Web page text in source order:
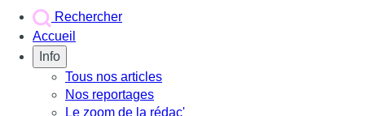
Rechercher
Accueil
Info
Tous nos articles
Nos reportages
Le zoom de la rédac'